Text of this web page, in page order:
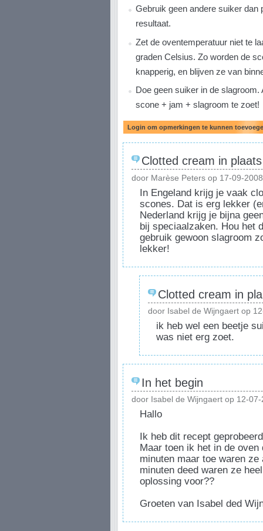
Gebruik geen andere suiker dan
resultaat.
Zet de oventemperatuur niet te
graden Celsius. Zo worden de
knapperig, en blijven ze van
Doe geen suiker in de
scone + jam + slagroom te zoet!
Clotted cream in
door Marèse Peters op 17-09-
In Engeland krijg je vaak
scones. Dat is erg lekker
Nederland krijg je bijna
bij speciaalzaken. Hou het
gebruik gewoon slagroom
lekker!
Clotted cream in
door Isabel de Wijngaert op
ik heb wel een beetje
was niet erg zoet.
In het begin
door Isabel de Wijngaert op 12-
Hallo
Ik heb dit recept
Maar toen ik het in de oven
minuten maar toe waren
minuten deed waren ze
oplossing voor??
Groeten van Isabel ded